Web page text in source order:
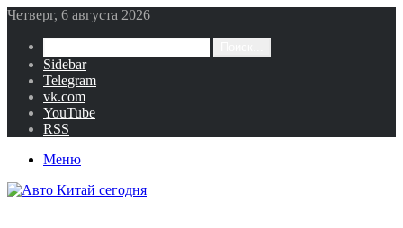
Четверг, 6 августа 2026
Sidebar
Telegram
vk.com
YouTube
RSS
Меню